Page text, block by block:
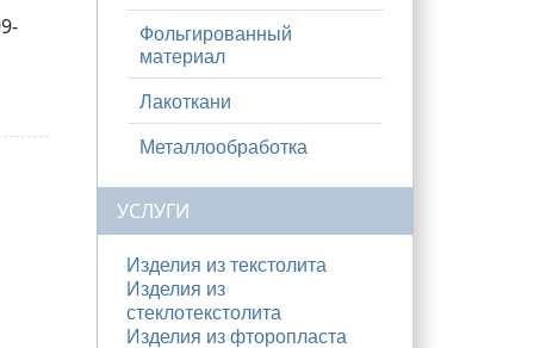
Фольгированный
материал
Лакоткани
Металлообработка
УСЛУГИ
Изделия из текстолита
Изделия из
стеклотекстолита
Изделия из фторопласта